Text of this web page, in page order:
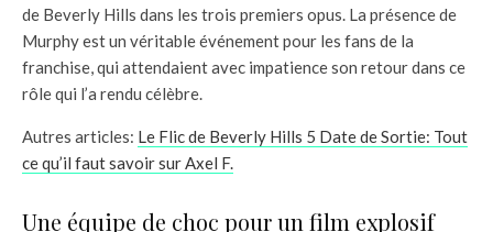
de Beverly Hills dans les trois premiers opus. La présence de
Murphy est un véritable événement pour les fans de la
franchise, qui attendaient avec impatience son retour dans ce
rôle qui l’a rendu célèbre.
Autres articles: Le Flic de Beverly Hills 5 Date de Sortie: Tout
ce qu’il faut savoir sur Axel F.
Une équipe de choc pour un film explosif